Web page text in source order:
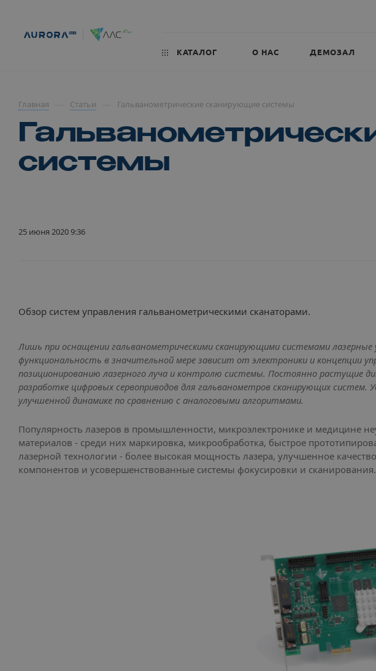
КАТАЛОГ О НАС ДЕМОЗАЛ
Главная Статьи Гальванометрические сканирующие системы
системы
25 июня 2020 9:36
Обзор систем управления гальванометрическими сканаторами.
Лишь при оснащении гальванометрическими сканирующими системами
функциональность в значительной мере зависит от электроники и концепции
позиционированию лазерного луча и контролю системы. Постоянно растущие
разработке цифровых сервоприводов для гальванометров сканирующих
улучшенной динамике по сравнению с аналоговыми алгоритмами.
Популярность лазеров в промышленности, микроэлектронике и медицине
материалов - среди них маркировка, микрообработка, быстрое
лазерной технологии - более высокая мощность лазера, улучшенное
компонентов и усовершенствованные системы фокусировки и сканирования.